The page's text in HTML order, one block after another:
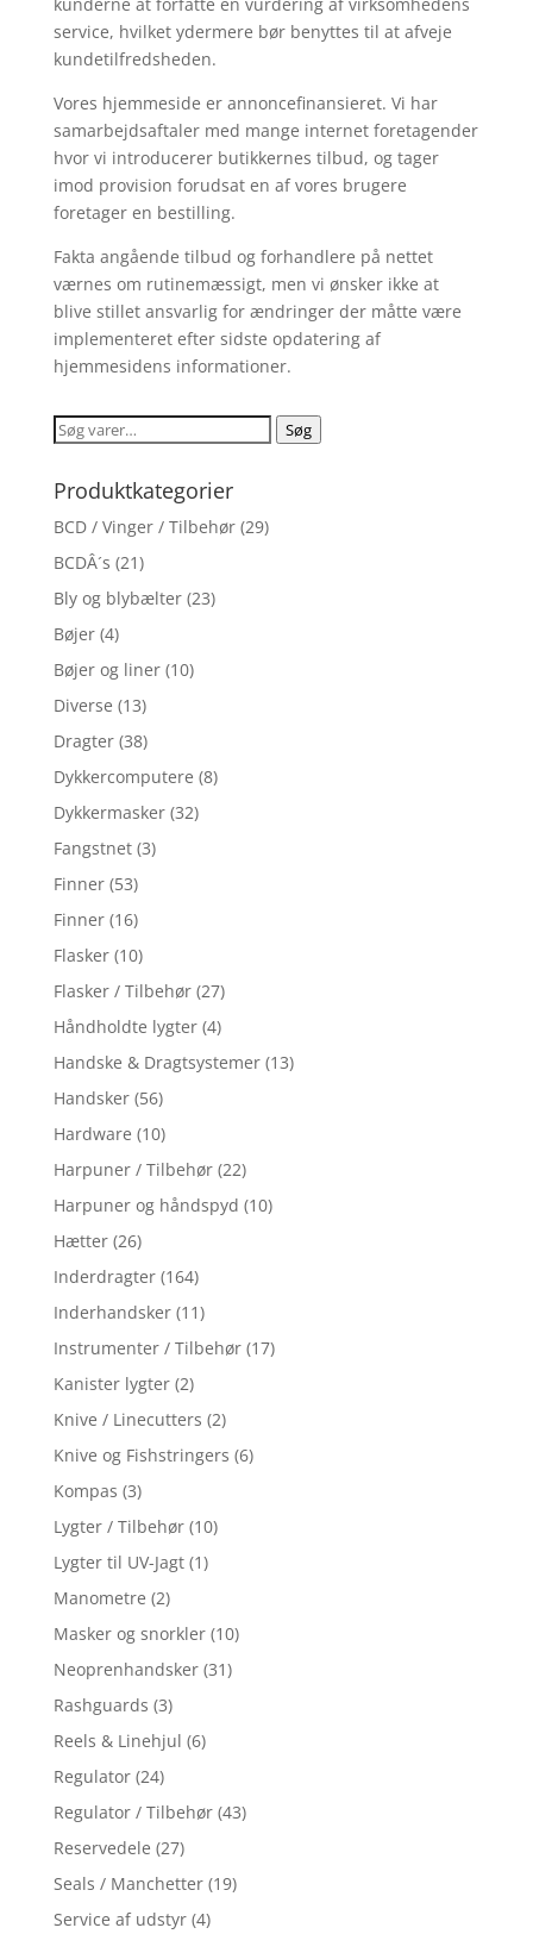
service, hvilket ydermere bør benyttes til at afveje
kundetilfredsheden.
Vores hjemmeside er annoncefinansieret. Vi har
samarbejdsaftaler med mange internet foretagender
hvor vi introducerer butikkernes tilbud, og tager
imod provision forudsat en af vores brugere
foretager en bestilling.
Fakta angående tilbud og forhandlere på nettet
værnes om rutinemæssigt, men vi ønsker ikke at
blive stillet ansvarlig for ændringer der måtte være
implementeret efter sidste opdatering af
hjemmesidens informationer.
Søg
Søg
Produktkategorier
BCD / Vinger / Tilbehør (29)
BCDÂ´s (21)
Bly og blybælter (23)
Bøjer (4)
Bøjer og liner (10)
Diverse (13)
Dragter (38)
Dykkercomputere (8)
Dykkermasker (32)
Fangstnet (3)
Finner (53)
Finner (16)
Flasker (10)
Flasker / Tilbehør (27)
Håndholdte lygter (4)
Handske & Dragtsystemer (13)
Handsker (56)
Hardware (10)
Harpuner / Tilbehør (22)
Harpuner og håndspyd (10)
Hætter (26)
Inderdragter (164)
Inderhandsker (11)
Instrumenter / Tilbehør (17)
Kanister lygter (2)
Knive / Linecutters (2)
Knive og Fishstringers (6)
Kompas (3)
Lygter / Tilbehør (10)
Lygter til UV-Jagt (1)
Manometre (2)
Masker og snorkler (10)
Neoprenhandsker (31)
Rashguards (3)
Reels & Linehjul (6)
Regulator (24)
Regulator / Tilbehør (43)
Reservedele (27)
Seals / Manchetter (19)
Service af udstyr (4)